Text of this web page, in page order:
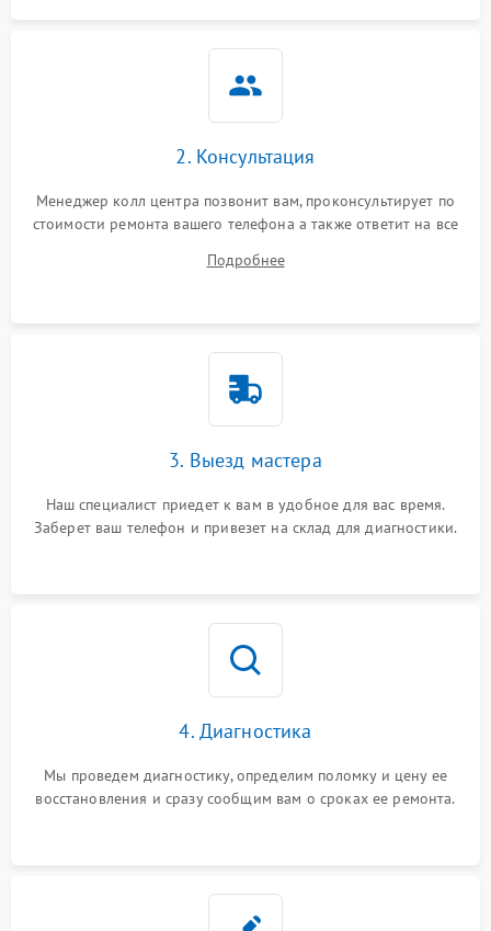
2. Консультация
Менеджер колл центра позвонит вам, проконсультирует по
стоимости ремонта вашего телефона а также ответит на все
Подробнее
3. Выезд мастера
Наш специалист приедет к вам в удобное для вас время.
Заберет ваш телефон и привезет на склад для диагностики.
4. Диагностика
Мы проведем диагностику, определим поломку и цену ее
восстановления и сразу сообщим вам о сроках ее ремонта.